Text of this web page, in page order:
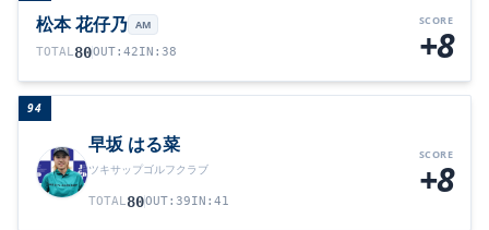
松本 花仔乃 AM
TOTAL80OUT: 42IN : 38
SCORE
+8
94
早坂 はる菜
ツキサップゴルフクラブ
TOTAL80OUT: 39IN : 41
SCORE
+8